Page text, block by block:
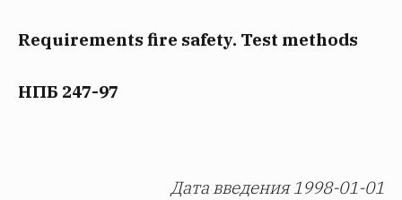
Requirements fire safety. Test methods
НПБ 247-97
Дата введения 1998-01-01